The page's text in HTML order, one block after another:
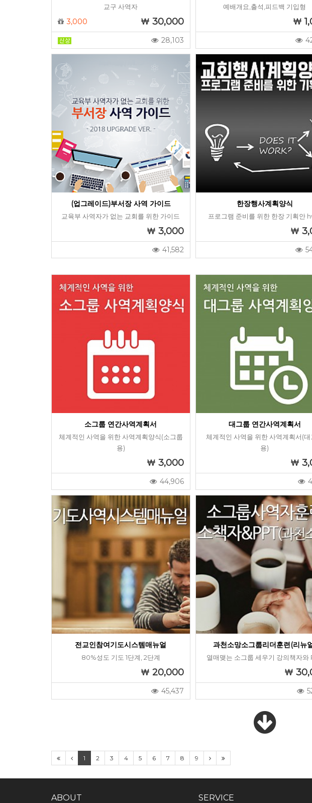
교구 사역자
3,000 30,000
28,103
예배개요,출석,피드백 기입형
(업그레이드)부서장 사역 가이드
교육부 사역자가 없는 교회를 위한 가이드
3,000
41,582
한장행사계획양식
프로그램 준비를 위한 한장 기획안
소그룹 연간사역계획서
체계적인 사역을 위한 사역계획양식(소그룹
용)
3,000
44,906
대그룹 연간사역계획서
체계적인 사역을 위한 사역계획서(대
용)
전교인참여기도시스템매뉴얼
80%성도 기도 1단계, 2단계
20,000
45,437
과천소망소그룹리더훈련(리뉴
열매맺는 소그룹 세우기 강의책자와
1 2 3 4 5 6 7 8 9
ABOUT SERVICE